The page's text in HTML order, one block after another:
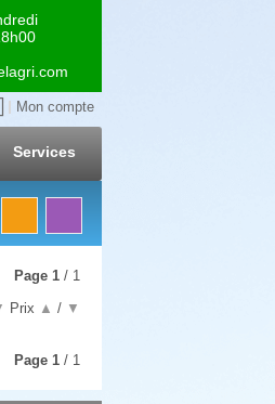
Mon compte
Services
Prix ▲ / ▼
Page 1 / 1
Page 1 / 1